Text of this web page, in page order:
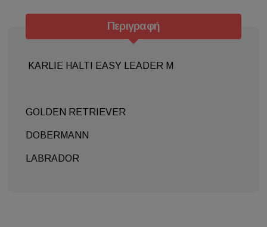
Περιγραφή
KARLIE HALTI EASY LEADER M
GOLDEN RETRIEVER
DOBERMANN
LABRADOR